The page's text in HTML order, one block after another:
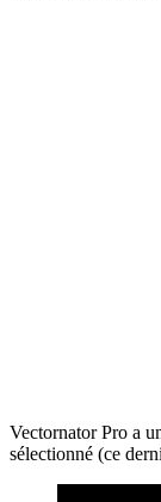
Vectornator Pro a
sélectionné (ce